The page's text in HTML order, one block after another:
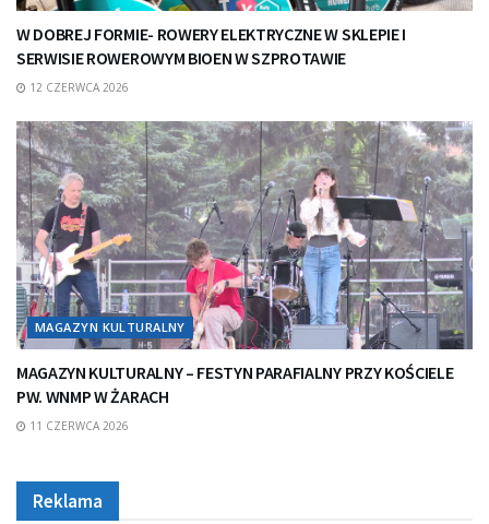
W DOBREJ FORMIE- ROWERY ELEKTRYCZNE W SKLEPIE I
SERWISIE ROWEROWYM BIOEN W SZPROTAWIE
12 CZERWCA 2026
MAGAZYN KULTURALNY
MAGAZYN KULTURALNY – FESTYN PARAFIALNY PRZY KOŚCIELE
PW. WNMP W ŻARACH
11 CZERWCA 2026
Reklama